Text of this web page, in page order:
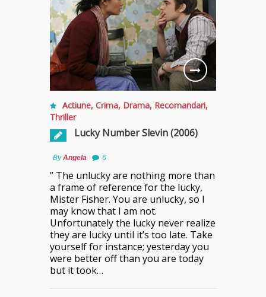
Actiune, Crima, Drama, Recomandari,
Thriller
Lucky Number Slevin (2006)
ByAngela 6
” The unlucky are nothing more than
a frame of reference for the lucky,
Mister Fisher. You are unlucky, so I
may know that I am not.
Unfortunately the lucky never realize
they are lucky until it’s too late. Take
yourself for instance; yesterday you
were better off than you are today
but it took…